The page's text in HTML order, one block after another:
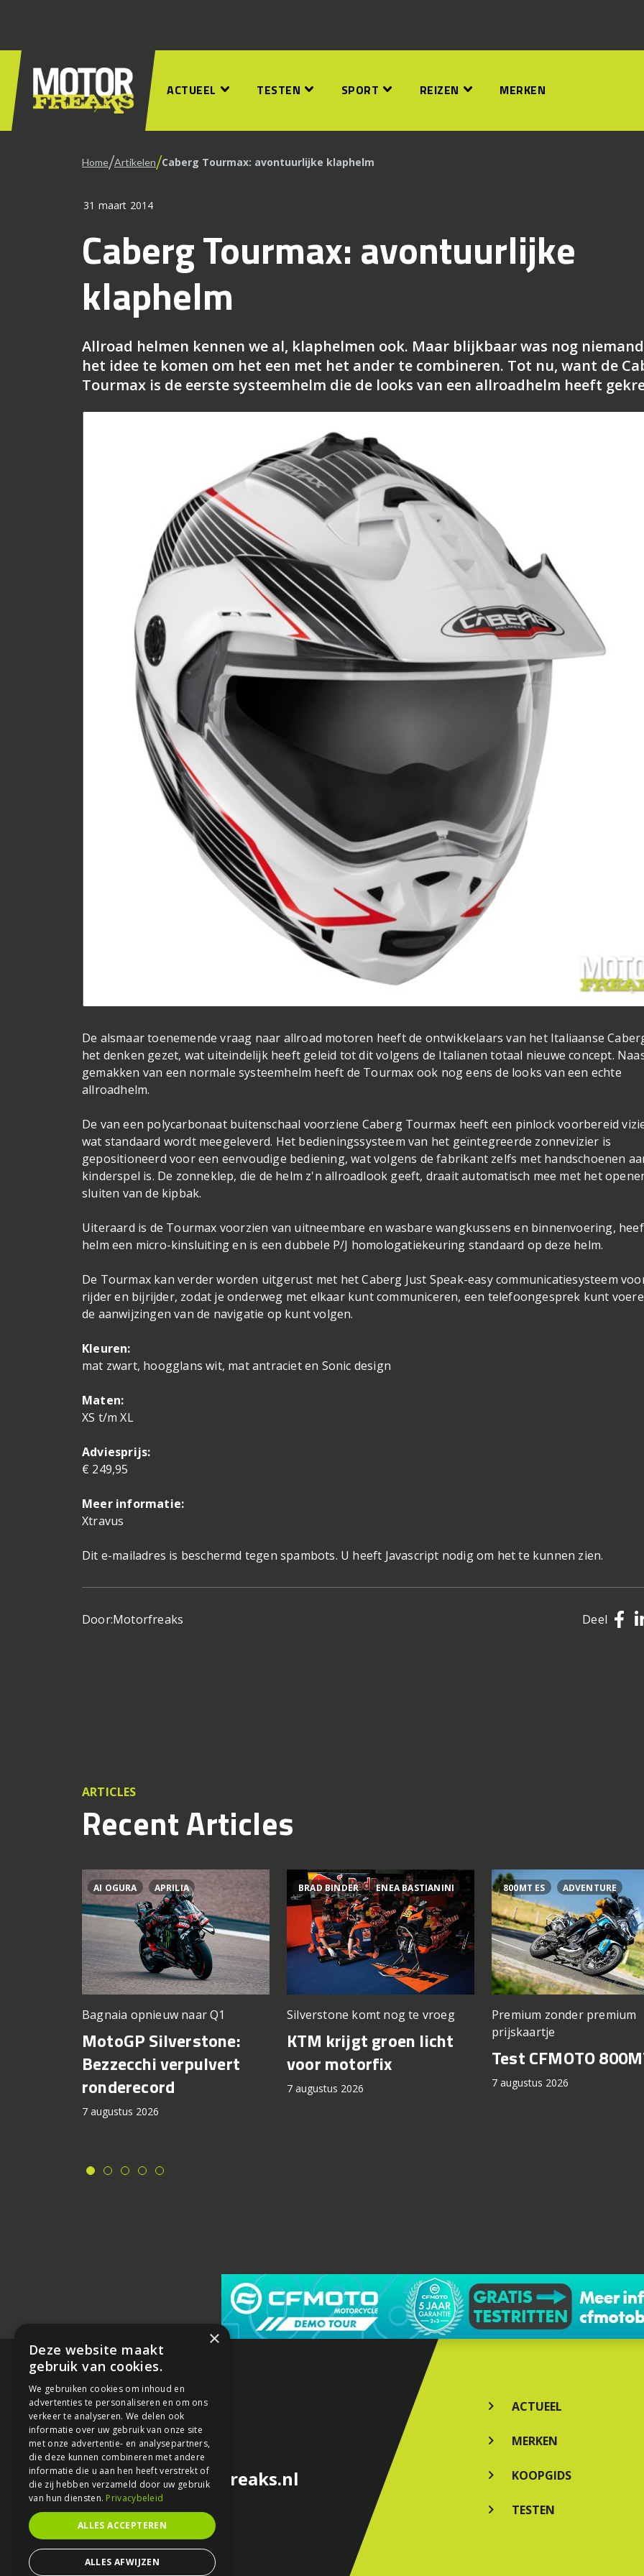
ACTUEEL TESTEN SPORT REIZEN MERKEN
Home/Artikelen/Caberg Tourmax: avontuurlijke klaphelm
31 maart 2014
Caberg Tourmax: avontuurlijke
klaphelm
Allroad helmen kennen we al, klaphelmen ook. Maar blijkbaar was nog
het idee te komen om het een met het ander te combineren. Tot nu, want de
Tourmax is de eerste systeemhelm die de looks van een allroadhelm heeft
De alsmaar toenemende vraag naar allroad motoren heeft de ontwikkelaars van het Italiaanse
het denken gezet, wat uiteindelijk heeft geleid tot dit volgens de Italianen totaal nieuwe concept.
gemakken van een normale systeemhelm heeft de Tourmax ook nog eens de looks van een echte
allroadhelm.
De van een polycarbonaat buitenschaal voorziene Caberg Tourmax heeft een pinlock voorbereid
wat standaard wordt meegeleverd. Het bedieningssysteem van het geïntegreerde zonnevizier is
gepositioneerd voor een eenvoudige bediening, wat volgens de fabrikant zelfs met handschoenen
kinderspel is. De zonneklep, die de helm z'n allroadlook geeft, draait automatisch mee met het
sluiten van de kipbak.
Uiteraard is de Tourmax voorzien van uitneembare en wasbare wangkussens en binnenvoering,
helm een micro-kinsluiting en is een dubbele P/J homologatiekeuring standaard op deze helm.
De Tourmax kan verder worden uitgerust met het Caberg Just Speak-easy communicatiesysteem
rijder en bijrijder, zodat je onderweg met elkaar kunt communiceren, een telefoongesprek kunt
de aanwijzingen van de navigatie op kunt volgen.
Kleuren:
mat zwart, hoogglans wit, mat antraciet en Sonic design
Maten:
XS t/m XL
Adviesprijs:
€ 249,95
Meer informatie:
Xtravus
Dit e-mailadres is beschermd tegen spambots. U heeft Javascript nodig om het te kunnen zien.
Door:Motorfreaks Deel
ARTICLES
Recent Articles
AI OGURA APRILIA
Bagnaia opnieuw naar Q1
MotoGP Silverstone:
Bezzecchi verpulvert
ronderecord
7 augustus 2026
BRAD BINDER ENEA BASTIANINI
Silverstone komt nog te vroeg
KTM krijgt groen licht
voor motorfix
7 augustus 2026
800MT ES ADVENTURE
Premium zonder premium
prijskaartje
Test CFMOTO
7 augustus 2026
redactie@motorfreaks.nl
ACTUEEL
MERKEN
KOOPGIDS
TESTEN
×
Deze website maakt
gebruik van cookies.
We gebruiken cookies om inhoud en
advertenties te personaliseren en om ons
verkeer te analyseren. We delen ook
informatie over uw gebruik van onze site
met onze advertentie- en analysepartners,
die deze kunnen combineren met andere
informatie die u aan hen heeft verstrekt of
die zij hebben verzameld door uw gebruik
van hun diensten. Privacybeleid
ALLES ACCEPTEREN
ALLES AFWIJZEN